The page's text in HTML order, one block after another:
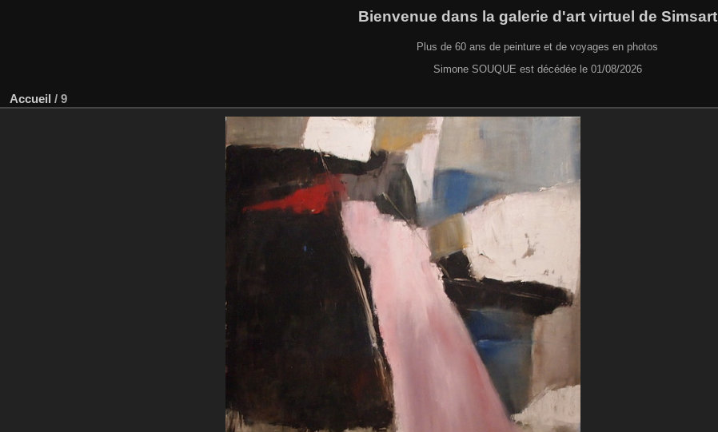
Bienvenue dans la galerie d'art virtuel de Simsart
Plus de 60 ans de peinture et de voyages en photos
Simone SOUQUE est décédée le 01/08/2026
Accueil / 9